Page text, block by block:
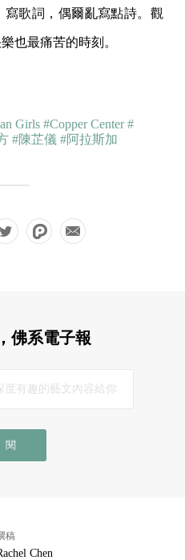
歌詞，偶爾亂寫點詩。 觀
也最痛苦的時刻。
Girls #Copper Center #
#陳芷儀 #阿拉斯加
佛系電子報
閱
稿
Chen